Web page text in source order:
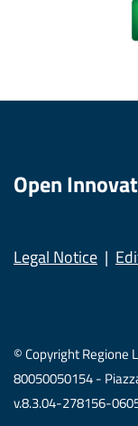
Open
Legal Notice
© Copyright Regione
80050050154 -
v.8.3.04-278156-